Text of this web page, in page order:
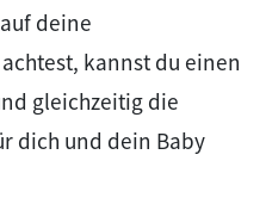
deine
kannst du einen
gleichzeitig die
dich und dein Baby